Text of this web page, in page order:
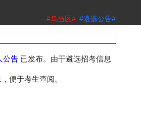
#乌当区# #遴选公告#
公告已发布。由于遴选招考信息
，便于考生查阅。